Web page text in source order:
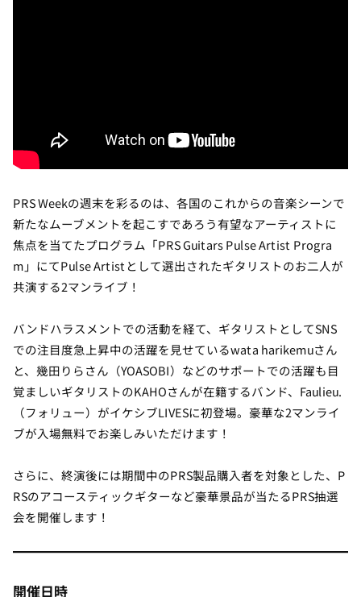
PRS Weekの週末を彩るのは、各国のこれからの音楽シーンで
新たなムーブメントを起こすであろう有望なアーティストに
焦点を当てたプログラム「PRS Guitars Pulse Artist Progra
m」にてPulse Artistとして選出されたギタリストのお二人が
共演する2マンライブ！
バンドハラスメントでの活動を経て、ギタリストとしてSNS
での注目度急上昇中の活躍を見せているwata harikemuさん
と、幾田りらさん（YOASOBI）などのサポートでの活躍も目
覚ましいギタリストのKAHOさんが在籍するバンド、Faulieu.
（フォリュー）がイケシブLIVESに初登場。豪華な2マンライ
ブが入場無料でお楽しみいただけます！
さらに、終演後には期間中のPRS製品購入者を対象とした、P
RSのアコースティックギターなど豪華景品が当たるPRS抽選
会を開催します！
開催日時